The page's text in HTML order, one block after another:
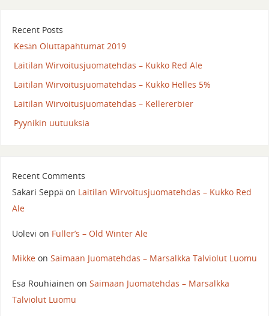
Recent Posts
Kesän Oluttapahtumat 2019
Laitilan Wirvoitusjuomatehdas – Kukko Red Ale
Laitilan Wirvoitusjuomatehdas – Kukko Helles 5%
Laitilan Wirvoitusjuomatehdas – Kellererbier
Pyynikin uutuuksia
Recent Comments
Sakari Seppäon Laitilan Wirvoitusjuomatehdas – Kukko Red
Ale
Uolevi on Fuller’s – Old Winter Ale
Mikkeon Saimaan Juomatehdas – Marsalkka Talviolut Luomu
Esa Rouhiainen on Saimaan Juomatehdas – Marsalkka
Talviolut Luomu